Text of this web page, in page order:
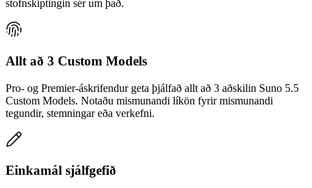
stofnskiptingin sér um það.
Allt að 3 Custom Models
Pro- og Premier-áskrifendur geta þjálfað allt að 3 aðskilin Suno 5.5
Custom Models. Notaðu mismunandi líkön fyrir mismunandi
tegundir, stemningar eða verkefni.
Einkamál sjálfgefið